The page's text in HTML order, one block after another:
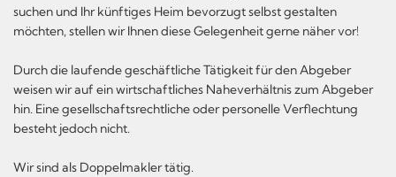
suchen und Ihr künftiges Heim bevorzugt selbst gestalten
möchten, stellen wir Ihnen diese Gelegenheit gerne näher vor!
Durch die laufende geschäftliche Tätigkeit für den Abgeber
weisen wir auf ein wirtschaftliches Naheverhältnis zum Abgeber
hin. Eine gesellschaftsrechtliche oder personelle Verflechtung
besteht jedoch nicht.
Wir sind als Doppelmakler tätig.